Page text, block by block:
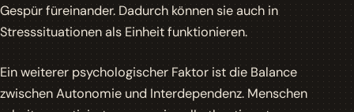
Gespür füreinander. Dadurch können sie auch in
Stresssituationen als Einheit funktionieren.
Ein weiterer psychologischer Faktor ist die Balance
zwischen Autonomie und Interdependenz. Menschen